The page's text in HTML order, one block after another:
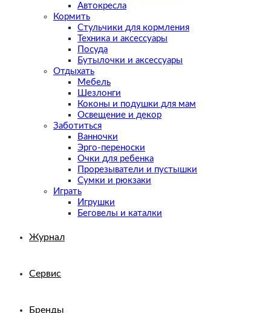
Автокресла
Кормить
Стульчики для кормления
Техника и аксессуары
Посуда
Бутылочки и аксессуары
Отдыхать
Мебель
Шезлонги
Коконы и подушки для мам
Освещение и декор
Заботиться
Ванночки
Эрго-переноски
Очки для ребенка
Прорезыватели и пустышки
Сумки и рюкзаки
Играть
Игрушки
Беговелы и каталки
Журнал
Сервис
Бренды